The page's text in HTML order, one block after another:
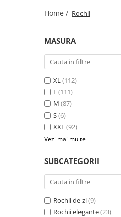
Home / Rochii
MASURA
XL(112)
L(111)
M (87)
S(6)
XXL(92)
Vezi mai multe
SUBCATEGORII
Rochii de zi(9)
Rochii elegante(23)